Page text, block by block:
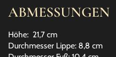
ABMESSUNGEN
Höhe: 21,7 cm
Durchmesser Lippe: 8,8 cm